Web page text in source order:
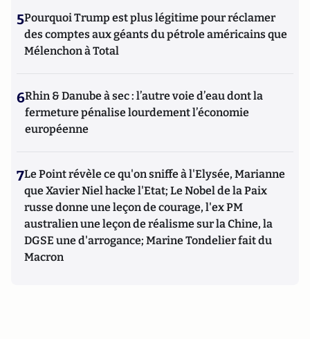
5Pourquoi Trump est plus légitime pour réclamer
des comptes aux géants du pétrole américains que
Mélenchon à Total
6Rhin & Danube à sec : l’autre voie d’eau dont la
fermeture pénalise lourdement l’économie
européenne
7Le Point révèle ce qu'on sniffe à l'Elysée, Marianne
que Xavier Niel hacke l'Etat; Le Nobel de la Paix
russe donne une leçon de courage, l'ex PM
australien une leçon de réalisme sur la Chine, la
DGSE une d'arrogance; Marine Tondelier fait du
Macron